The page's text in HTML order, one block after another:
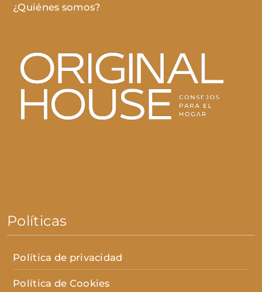
¿Quiénes somos?
Políticas
Política de privacidad
Política de Cookies